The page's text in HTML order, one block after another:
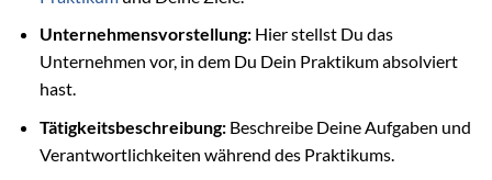
Unternehmensvorstellung:Hier stellst Du das
Unternehmen vor, in dem Du Dein Praktikum absolviert
hast.
Tätigkeitsbeschreibung:Beschreibe Deine Aufgaben und
Verantwortlichkeiten während des Praktikums.